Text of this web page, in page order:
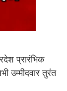
प्रारंभिक
उम्मीदवार तुरंत